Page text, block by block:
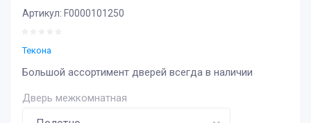
Артикул: F0000101250
Текона
Большой ассортимент дверей всегда в наличии
Дверь межкомнатная